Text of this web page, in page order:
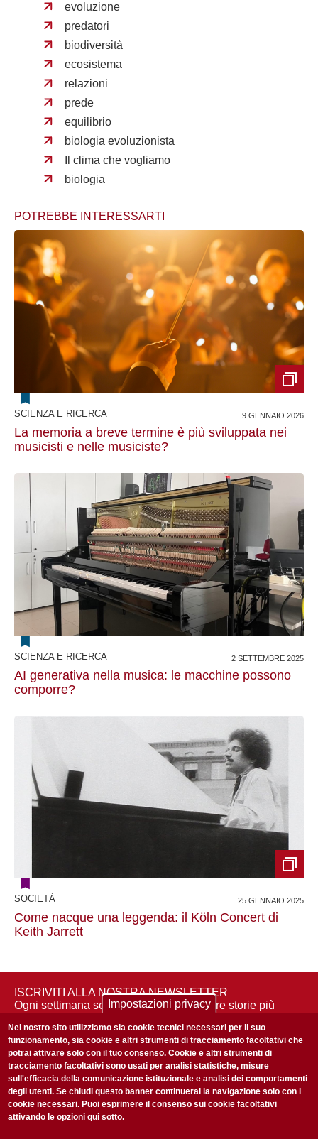
evoluzione
predatori
biodiversità
ecosistema
relazioni
prede
equilibrio
biologia evoluzionista
Il clima che vogliamo
biologia
POTREBBE INTERESSARTI
SCIENZA E RICERCA 9 GENNAIO 2026
La memoria a breve termine è più sviluppata nei
musicisti e nelle musiciste?
SCIENZA E RICERCA 2 SETTEMBRE 2025
AI generativa nella musica: le macchine possono
comporre?
SOCIETÀ 25 GENNAIO 2025
Come nacque una leggenda: il Köln Concert di
Keith Jarrett
ISCRIVITI ALLA NOSTRA NEWSLETTER
Ogni settimana selezioniamo per te nostre storie più
newsletter
Accetto laPrivacy Policy
Impostazioni privacy
Nel nostro sito utilizziamo sia cookie tecnici necessari per il suo
funzionamento, sia cookie e altri strumenti di tracciamento facoltativi che
potrai attivare solo con il tuo consenso. Cookie e altri strumenti di
tracciamento facoltativi sono usati per analisi statistiche, misure
sull'efficacia della comunicazione istituzionale e analisi dei comportamenti
degli utenti. Se chiudi questo banner continuerai la navigazione solo con i
cookie necessari. Puoi esprimere il consenso sui cookie facoltativi
attivando le opzioni qui sotto.